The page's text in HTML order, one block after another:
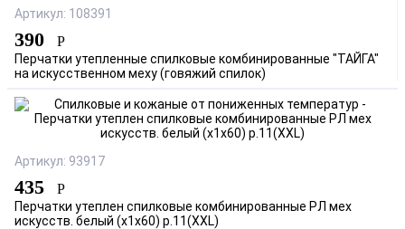
Артикул: 108391
390 Р
Перчатки утепленные спилковые комбинированные "ТАЙГА"
на искусственном меху (говяжий спилок)
Артикул: 93917
435 Р
Перчатки утеплен спилковые комбинированные РЛ мех
искусств. белый (х1х60) р.11(ХХL)